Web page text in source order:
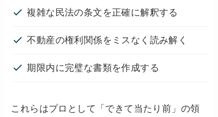
複雑な民法の条文を正確に解釈する
不動産の権利関係をミスなく読み解く
期限内に完璧な書類を作成する
これらはプロとして「できて当たり前」の領